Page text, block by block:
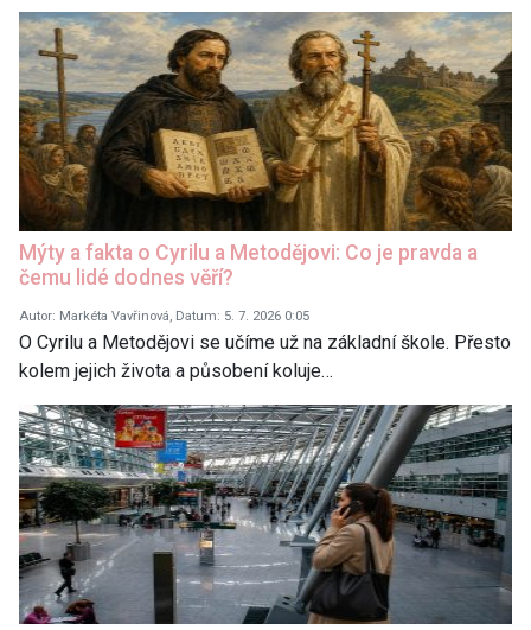
Mýty a fakta o Cyrilu a Metodějovi: Co je pravda a
čemu lidé dodnes věří?
Autor: Markéta Vavřinová, Datum: 5. 7. 2026 0:05
O Cyrilu a Metodějovi se učíme už na základní škole. Přesto
kolem jejich života a působení koluje…